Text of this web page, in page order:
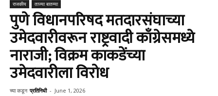
राजकीय ताज्या बातम्या
पुणे विधानपरिषद मतदारसंघाच्या
उमेदवारीवरून राष्ट्रवादी काँग्रेसमध्ये
नाराजी; विक्रम काकडेंच्या
उमेदवारीला विरोध
च्या कडून प्रतिनिधी - June 1, 2026